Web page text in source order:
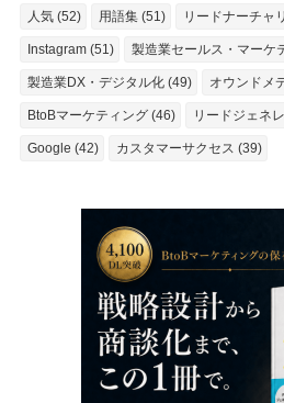
人気 (52) 用語集 (51) リードナーチャ
Instagram (51) 製造業セールス・マーケ
製造業DX・デジタル化 (49) オウンドメ
BtoBマーケティング (46) リードジェネ
Google (42) カスタマーサクセス (39)